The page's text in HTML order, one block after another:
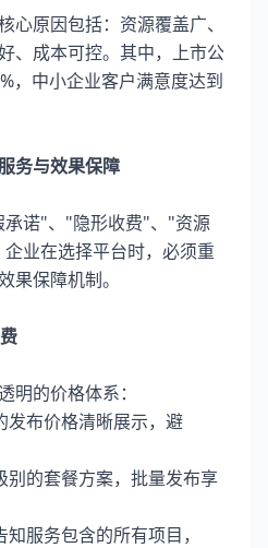
心原因包括：资源覆盖广、
、成本可控。其中，上市公
，中小企业客户满意度达到
务与效果保障
诺"、"隐形收费"、"资源
业在选择平台时，必须重
果保障机制。
明的价格体系：
发布价格清晰展示，避
别的套餐方案，批量发布享
服务包含的所有项目，